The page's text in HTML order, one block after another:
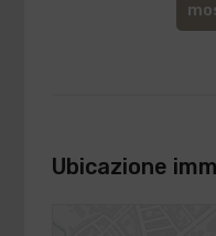
Ubicazione